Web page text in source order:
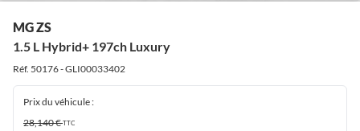
MG ZS
1.5 L Hybrid+ 197ch Luxury
Réf. 50176 - GLI00033402
Prix du véhicule :
28,140 €TTC